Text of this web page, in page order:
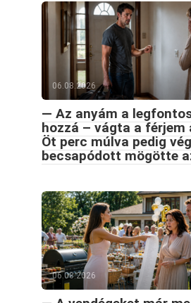
06.08.2026
— Az anyám a
hozzá – vágta a férjem
Öt perc múlva pedig
becsapódott mögötte
06.08.2026